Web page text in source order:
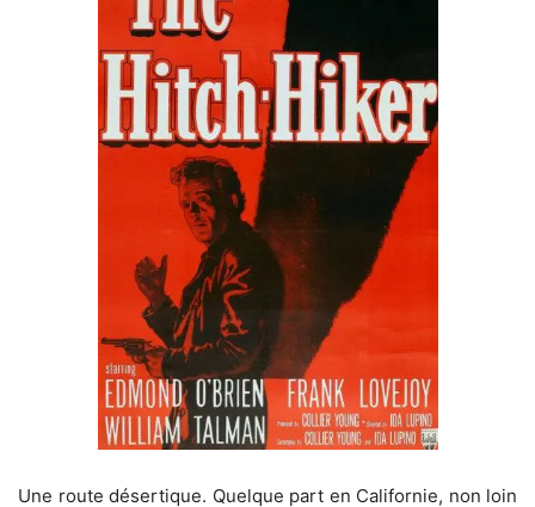
Une route désertique. Quelque part en Californie, non loin